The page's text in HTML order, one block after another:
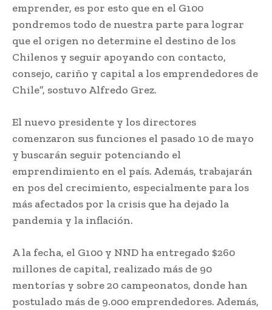
emprender, es por esto que en el G100
pondremos todo de nuestra parte para lograr
que el origen no determine el destino de los
Chilenos y seguir apoyando con contacto,
consejo, cariño y capital a los emprendedores de
Chile”, sostuvo Alfredo Grez.
El nuevo presidente y los directores
comenzaron sus funciones el pasado 10 de mayo
y buscarán seguir potenciando el
emprendimiento en el país. Además, trabajarán
en pos del crecimiento, especialmente para los
más afectados por la crisis que ha dejado la
pandemia y la inflación.
A la fecha, el G100 y NND ha entregado $260
millones de capital, realizado más de 90
mentorías y sobre 20 campeonatos, donde han
postulado más de 9.000 emprendedores. Además,